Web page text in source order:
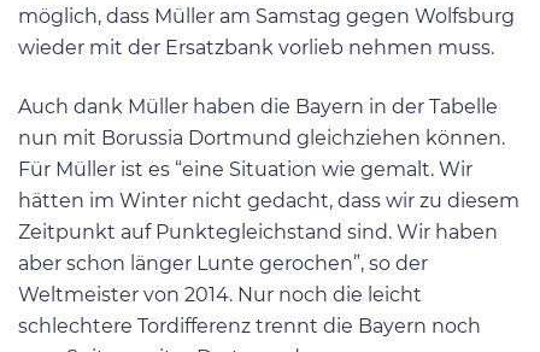
möglich, dass Müller am Samstag gegen Wolfsburg
wieder mit der Ersatzbank vorlieb nehmen muss.
Auch dank Müller haben die Bayern in der Tabelle
nun mit Borussia Dortmund gleichziehen können.
Für Müller ist es “eine Situation wie gemalt. Wir
hätten im Winter nicht gedacht, dass wir zu diesem
Zeitpunkt auf Punktegleichstand sind. Wir haben
aber schon länger Lunte gerochen”, so der
Weltmeister von 2014. Nur noch die leicht
schlechtere Tordifferenz trennt die Bayern noch